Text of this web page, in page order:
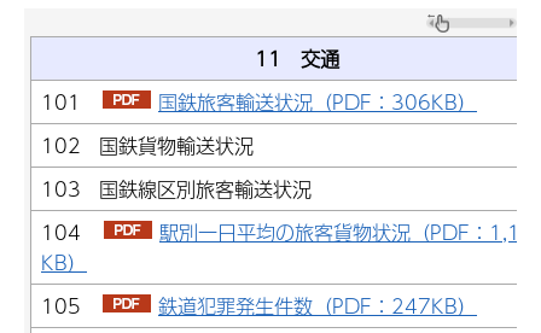
11 交通
101
国鉄旅客輸送状況（PDF：306KB）
102 国鉄貨物輸送状況
103 国鉄線区別旅客輸送状況
104
駅別一日平均の旅客貨物状況（PDF：
KB）
105
鉄道犯罪発生件数（PDF：247KB）